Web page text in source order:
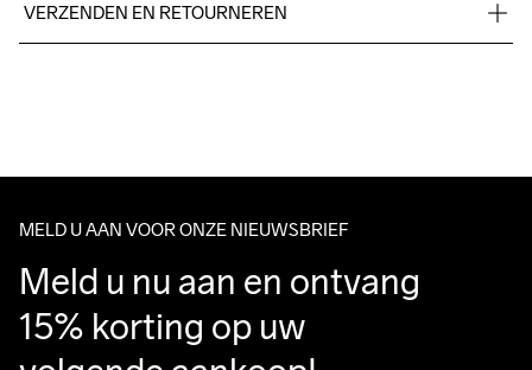
74% Polyamide-Recycled
VERZENDEN EN RETOURNEREN
Make sure to choose an address where you receive the
MELD U AAN VOOR ONZE NIEUWSBRIEF
Meld u nu aan en ontvang
15% korting op uw